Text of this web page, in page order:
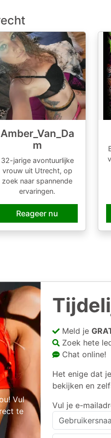
Amber_Van_Da
m
32-jarige avontuurlijke
vrouw uit Utrecht, op
zoek naar spannende
ervaringen.
Reageer nu
Vul
te
Meld je
Zoek hete
Chat online!
Het enige dat
bekijken en
Vul je e-